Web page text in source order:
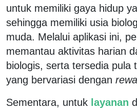
untuk memiliki gaya hidup
sehingga memiliki usia
muda. Melalui aplikasi ini,
memantau aktivitas harian
biologis, serta tersedia pula
yang bervariasi dengan
Sementara, untuk layanan